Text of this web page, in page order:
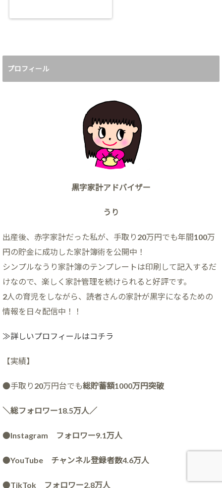
プロフィール
黒字家計アドバイザー
うり
出産後、赤字家計だった私が、手取り20万円でも年間100万
円の貯金に成功した家計簿術を公開中！
シンプルなうり家計簿のテンプレートは印刷して記入するだ
けなので、楽しく家計管理を続けられると好評です。
2人の育児をしながら、読者さんの家計が黒字になるための
情報を日々配信中！！
≫詳しいプロフィールはコチラ
【実績】
●手取り20万円台でも総貯蓄額1000万円突破
＼総フォロワー18.5万人／
●Instagram フォロワー9.1万人
●YouTube チャンネル登録者数4.6万人
●TikTok フォロワー2.8万人